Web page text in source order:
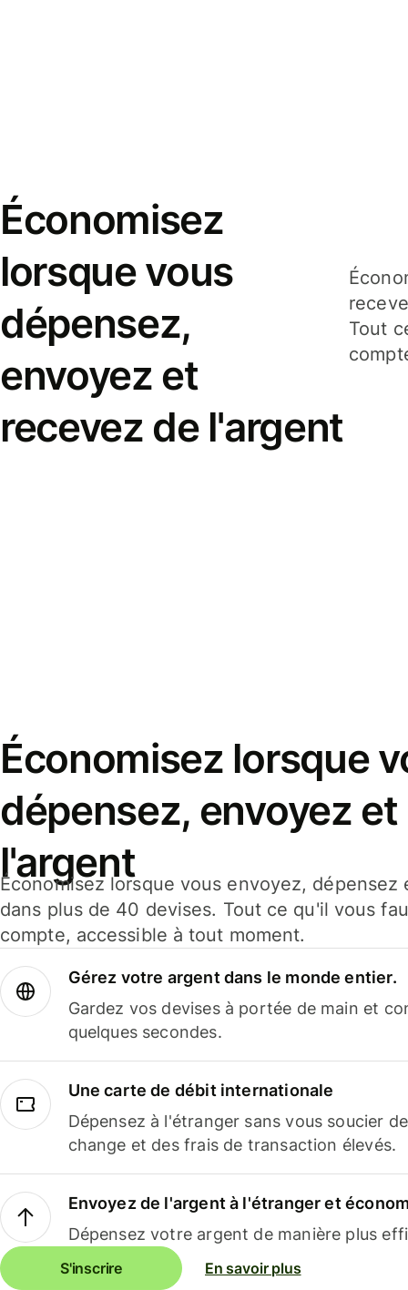
Économisez
lorsque vous
dépensez,
envoyez et
recevez de l'argent
Tout
Économisez lorsque
dépensez, envoyez
l'argent
Économisez lorsque vous envoyez,
dans plus de 40 devises. Tout ce qu'il vous
compte, accessible à tout moment.
Gérez votre argent dans le monde entier.
Gardez vos devises à portée de main et
quelques secondes.
Une carte de débit internationale
Dépensez à l'étranger sans vous soucier
change et des frais de transaction élevés.
Envoyez de l'argent à l'étranger et
Dépensez votre argent de manière plus
S'inscrire En savoir plus